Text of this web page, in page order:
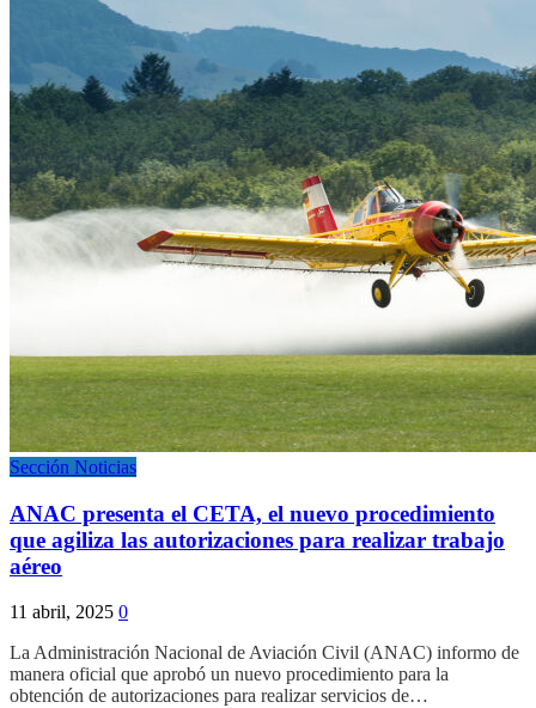
Sección Noticias
ANAC presenta el CETA, el nuevo procedimiento
que agiliza las autorizaciones para realizar trabajo
aéreo
11 abril, 2025 0
La Administración Nacional de Aviación Civil (ANAC) informo de
manera oficial que aprobó un nuevo procedimiento para la
obtención de autorizaciones para realizar servicios de…